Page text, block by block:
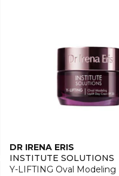
DR IRENA ERIS
INSTITUTE SOLUTIONS
Y-LIFTING Oval